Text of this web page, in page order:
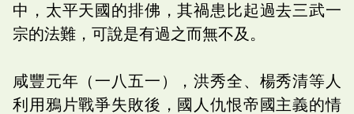
中，太平天國的排佛，其禍患比起過去三武一
宗的法難，可說是有過之而無不及。
咸豐元年（一八五一），洪秀全、楊秀清等人
利用鴉片戰爭失敗後，國人仇恨帝國主義的情